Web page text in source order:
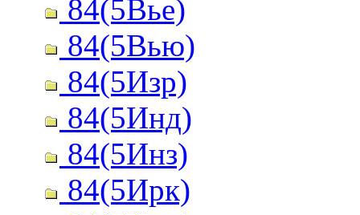
84(5Вье)
84(5Вью)
84(5Изр)
84(5Инд)
84(5Инз)
84(5Ирк)